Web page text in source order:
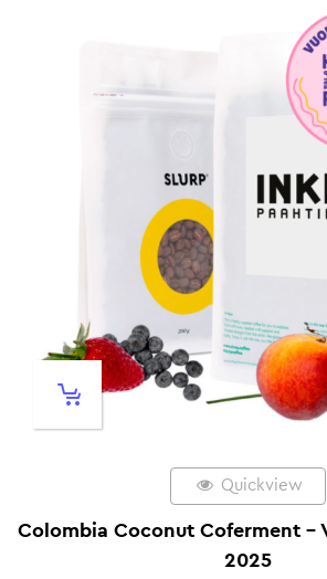
Quickview
Colombia Coconut Coferment –
2025